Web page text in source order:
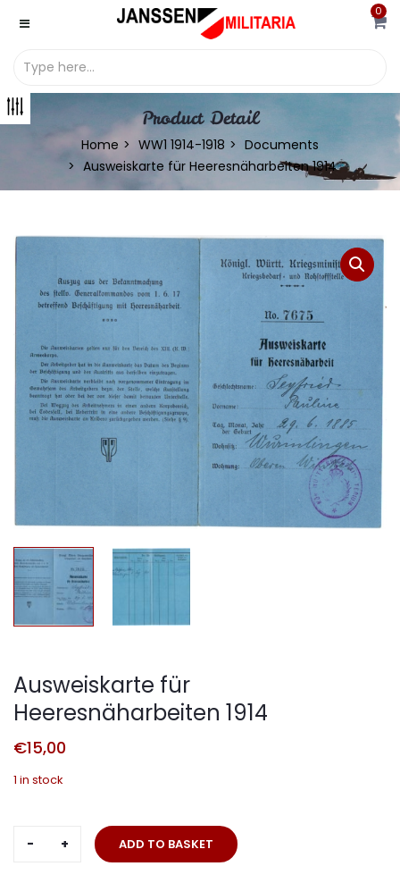
0
Product Detail
Home WW1 1914-1918
Documents
Ausweiskarte für Heeresnäharbeiten 1914
Ausweiskarte für
Heeresnäharbeiten 1914
€15,00
1 in stock
AusweiskarteADD TO BASKET